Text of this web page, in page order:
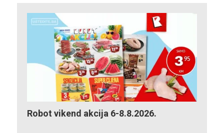
Robot vikend akcija 6-8.8.2026.